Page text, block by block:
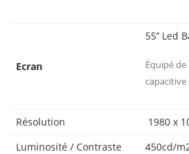
Ecran
55’’ Led
Équipé
Résolution
1980 x
Luminosité / Contraste
450cd/